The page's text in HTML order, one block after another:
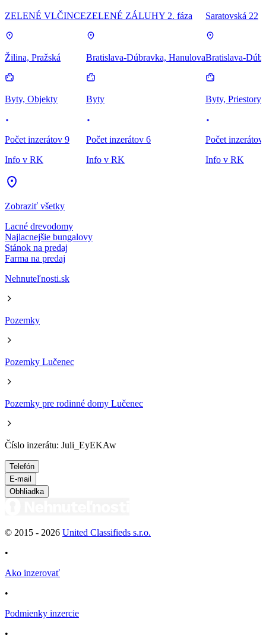
ZELENÉ VLČINCE
Žilina, Pražská
Byty, Objekty
Počet inzerátov 9
Info v RK
ZELENÉ ZÁLUHY 2. fáza
Bratislava-Dúbravka, Hanulova
Byty
Počet inzerátov 6
Info v RK
Saratovská 22
Bratislava-
Byty, Priestory
Počet inzerátov
Info v RK
Zobraziť všetky
Lacné drevodomy
Najlacnejšie bungalovy
Stánok na predaj
Farma na predaj
Nehnuteľnosti.sk
Pozemky
Pozemky Lučenec
Pozemky pre rodinné domy Lučenec
Číslo inzerátu: Juli_EyEKAw
Telefón
E-mail
Obhliadka
© 2015 - 2026 United Classifieds s.r.o.
•
Ako inzerovať
•
Podmienky inzercie